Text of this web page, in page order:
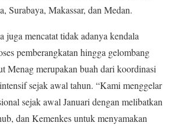
Surabaya, Makassar, dan Medan.
juga mencatat tidak adanya kendala
pemberangkatan hingga gelombang
Menag merupakan buah dari koordinasi
sejak awal tahun. “Kami menggelar
sejak awal Januari dengan melibatkan
dan Kemenkes untuk menyamakan